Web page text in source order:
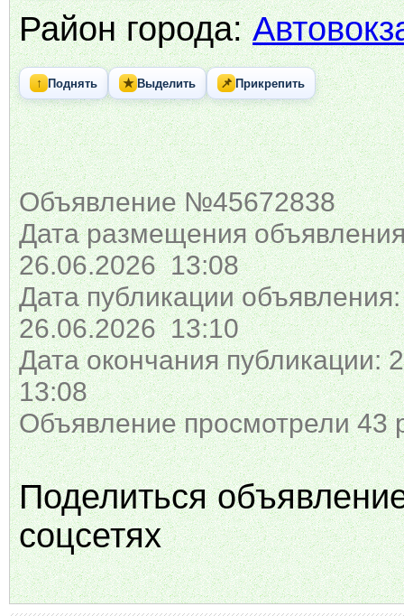
Район города:
↑ Поднять ★ Выделить 📌 Прикрепить
Объявление №45672838
Дата размещения
26.06.2026 13:08
Дата публикации объявления:
26.06.2026 13:10
Дата окончания публикации:
13:08
Объявление просмотрели 43
Поделиться
соцсетях